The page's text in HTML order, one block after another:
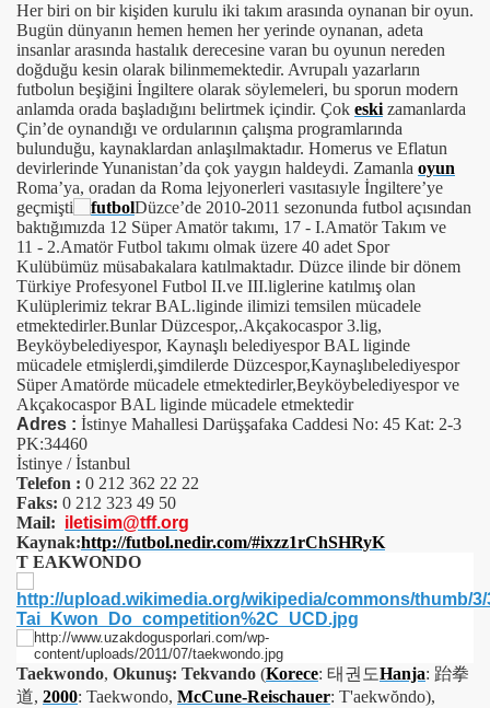
Her biri on bir kişiden kurulu iki takım arasında oynanan bir oyun.
Bugün dünyanın hemen hemen her yerinde oynanan, adeta
insanlar arasında hastalık derecesine varan bu oyunun nereden
doğduğu kesin olarak bilinmemektedir. Avrupalı yazarların
futbolun beşiğini İngiltere olarak söylemeleri, bu sporun modern
anlamda orada başladığını belirtmek içindir. Çok eski zamanlarda
Çin’de oynandığı ve ordularının çalışma programlarında
bulunduğu, kaynaklardan anlaşılmaktadır. Homerus ve Eflatun
devirlerinde Yunanistan’da çok yaygın haldeydi. Zamanla oyun
Roma’ya, oradan da Roma lejyonerleri vasıtasıyle İngiltere’ye
geçmişti
Düzce’de 2010-2011 sezonunda futbol açısından
baktığımızda 12 Süper Amatör takımı, 17 - I.Amatör Takım ve
11 - 2.Amatör Futbol takımı olmak üzere 40 adet Spor
Kulübümüz müsabakalara katılmaktadır. Düzce ilinde bir dönem
Türkiye Profesyonel Futbol II.ve III.liglerine katılmış olan
Kulüplerimiz tekrar BAL.liginde ilimizi temsilen mücadele
etmektedirler.Bunlar Düzcespor,.Akçakocaspor 3.lig,
Beyköybelediyespor, Kaynaşlı belediyespor BAL liginde
mücadele etmişlerdi,şimdilerde Düzcespor,Kaynaşlıbelediyespor
Süper Amatörde mücadele etmektedirler,Beyköybelediyespor ve
Akçakocaspor BAL liginde mücadele etmektedir
Adres : İstinye Mahallesi Darüşşafaka Caddesi No: 45 Kat: 2-3
PK:34460
İstinye / İstanbul
Telefon : 0 212 362 22 22
Faks: 0 212 323 49 50
Mail: iletisim@tff.org
Kaynak:http://futbol.nedir.com/#ixzz1rChSHRyK
T EAKWONDO
Taekwondo, Okunuş: Tekvando (Korece: 태권도Hanja: 跆拳
道, 2000: Taekwondo, McCune-Reischauer: T'aekwŏndo),